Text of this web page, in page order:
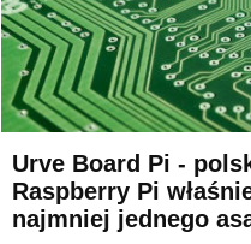
Urve Board Pi -
Raspberry Pi
najmniej jednego